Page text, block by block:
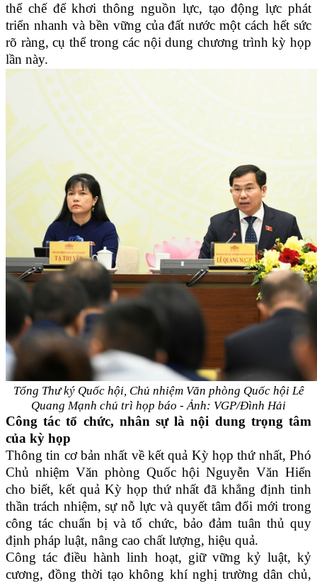
thể chế để khơi thông nguồn lực, tạo động lực phát
triển nhanh và bền vững của đất nước một cách hết sức
rõ ràng, cụ thể trong các nội dung chương trình kỳ họp
lần này.
Tổng Thư ký Quốc hội, Chủ nhiệm Văn phòng Quốc hội Lê
Quang Mạnh chủ trì họp báo - Ảnh: VGP/Đình Hải
Công tác tổ chức, nhân sự là nội dung trọng tâm
của kỳ họp
Thông tin cơ bản nhất về kết quả Kỳ họp thứ nhất, Phó
Chủ nhiệm Văn phòng Quốc hội Nguyễn Văn Hiển
cho biết, kết quả Kỳ họp thứ nhất đã khẳng định tinh
thần trách nhiệm, sự nỗ lực và quyết tâm đổi mới trong
công tác chuẩn bị và tổ chức, bảo đảm tuân thủ quy
định pháp luật, nâng cao chất lượng, hiệu quả.
Công tác điều hành linh hoạt, giữ vững kỷ luật, kỷ
cương, đồng thời tạo không khí nghị trường dân chủ,